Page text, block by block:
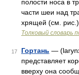
полости носа в
части шеи над
хрящей (см. рис.)
Толковый словарь
17 Гортань —
представляет
вверху она